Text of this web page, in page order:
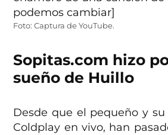
Foto: Captura de YouTube.
Sopitas.com hizo
sueño de Huillo
Desde que el pequeño y
Coldplay en vivo, han